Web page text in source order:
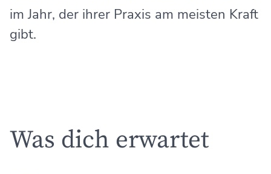
im Jahr, der ihrer Praxis am meisten Kraft
gibt.
Was dich erwartet